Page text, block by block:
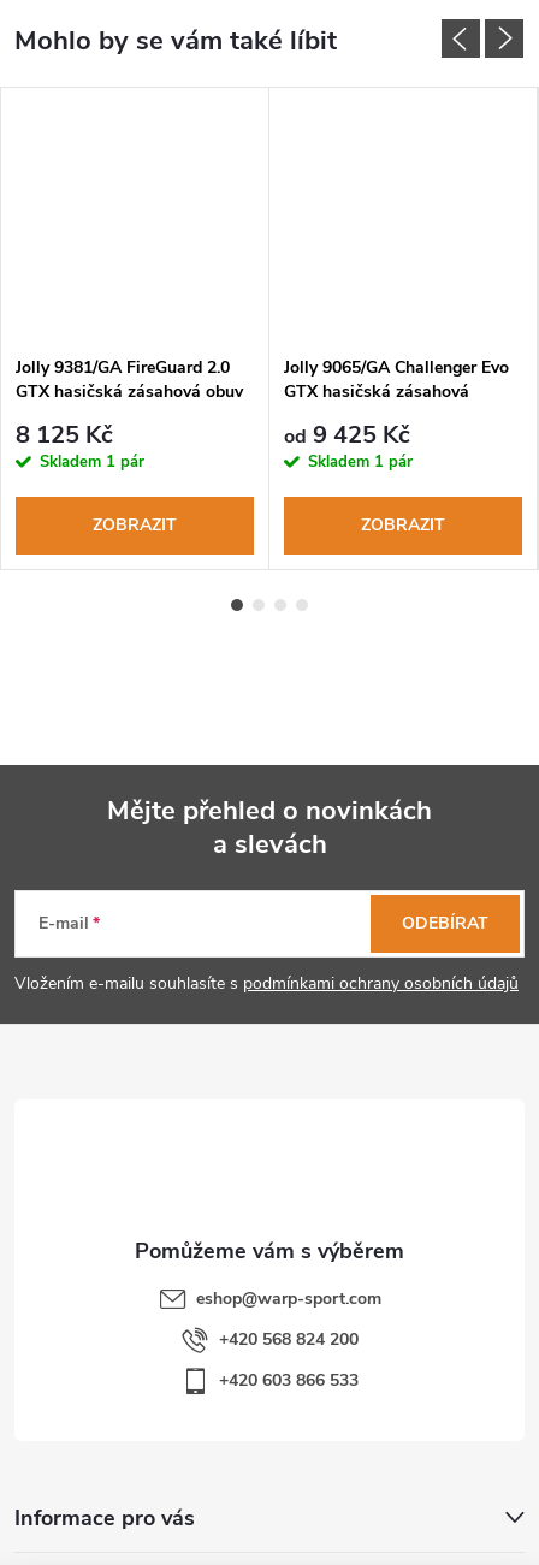
Jolly 9381/GA FireGuard 2.0
GTX hasičská zásahová obuv
8 125 Kč
Skladem 1 pár
ZOBRAZIT
Jolly 9065/GA Challenger Evo
GTX hasičská zásahová
od 9 425 Kč
Skladem 1 pár
ZOBRAZIT
p
Mějte přehled o novinkách
a slevách
E-mail
Vložením e-mailu souhlasíte s podmínkami ochrany osobních údajů
ODEBÍRAT
eshop@warp-sport.com
+420 568 824 200
+420 603 866 533
Informace pro vás